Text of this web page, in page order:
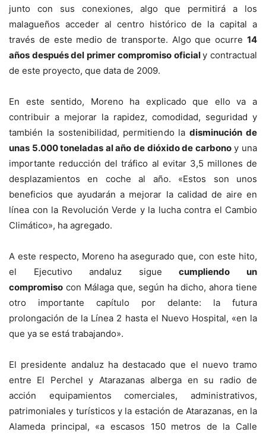
junto con sus conexiones, algo que permitirá a los
malagueños acceder al centro histórico de la capital a
través de este medio de transporte. Algo que ocurre 14
años después del primer compromiso oficialy contractual
de este proyecto, que data de 2009.
En este sentido, Moreno ha explicado que ello va a
contribuir a mejorar la rapidez, comodidad, seguridad y
también la sostenibilidad, permitiendo ladisminución de
unas 5.000 toneladas al año de dióxido de carbonoy una
importante reducción del tráfico al evitar 3,5 millones de
desplazamientos en coche al año. «Estos son unos
beneficios que ayudarán a mejorar la calidad de aire en
línea con la Revolución Verde y la lucha contra el Cambio
Climático», ha agregado.
A este respecto, Moreno ha asegurado que, con este hito,
el Ejecutivo andaluz siguecumpliendo un
compromiso con Málaga que, según ha dicho, ahora tiene
otro importante capítulo por delante: la futura
prolongación de la Línea 2 hasta el Nuevo Hospital, «en la
que ya se está trabajando».
El presidente andaluz ha destacado que el nuevo tramo
entre El Perchel y Atarazanas alberga en su radio de
acción equipamientos comerciales, administrativos,
patrimoniales y turísticos y la estación de Atarazanas, en la
Alameda principal, «a escasos 150 metros de la Calle